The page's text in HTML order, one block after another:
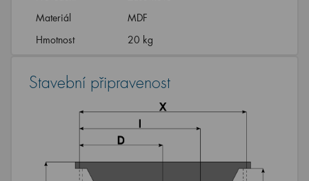
Materiál
MDF
Hmotnost
20 kg
Stavební připravenost